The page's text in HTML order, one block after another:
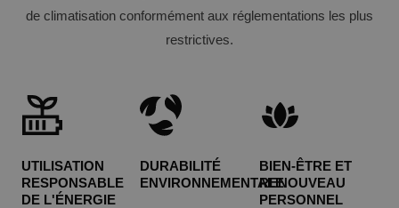
de climatisation conformément aux réglementations les plus
restrictives.
UTILISATION
RESPONSABLE
DE L'ÉNERGIE
DURABILITÉ
ENVIRONNEMENTALE
BIEN-ÊTRE ET
RENOUVEAU
PERSONNEL